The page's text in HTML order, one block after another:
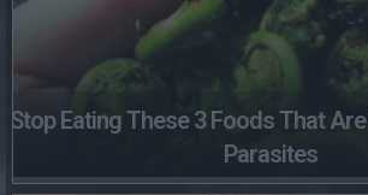
Stop Eating These 3 Foods That
Parasites